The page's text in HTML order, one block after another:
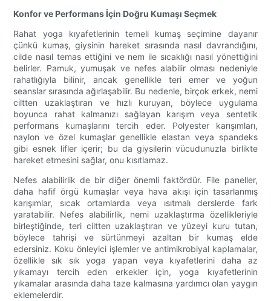
Konfor ve Performans İçin Doğru Kumaşı Seçmek
Rahat yoga kıyafetlerinin temeli kumaş seçimine dayanır
çünkü kumaş, giysinin hareket sırasında nasıl davrandığını,
cilde nasıl temas ettiğini ve nem ile sıcaklığı nasıl yönettiğini
belirler. Pamuk, yumuşak ve nefes alabilir olması nedeniyle
rahatlığıyla bilinir, ancak genellikle teri emer ve yoğun
seanslar sırasında ağırlaşabilir. Bu nedenle, birçok erkek, nemi
ciltten uzaklaştıran ve hızlı kuruyan, böylece uygulama
boyunca rahat kalmanızı sağlayan karışım veya sentetik
performans kumaşlarını tercih eder. Polyester karışımları,
naylon ve özel kumaşlar genellikle elastan veya spandeks
gibi esnek lifler içerir; bu da giysilerin vücudunuzla birlikte
hareket etmesini sağlar, onu kısıtlamaz.
Nefes alabilirlik de bir diğer önemli faktördür. File paneller,
daha hafif örgü kumaşlar veya hava akışı için tasarlanmış
karışımlar, sıcak ortamlarda veya ısıtmalı derslerde fark
yaratabilir. Nefes alabilirlik, nemi uzaklaştırma özellikleriyle
birleştiğinde, teri ciltten uzaklaştıran ve yüzeyi kuru tutan,
böylece tahrişi ve sürtünmeyi azaltan bir kumaş elde
edersiniz. Koku önleyici işlemler ve antimikrobiyal kaplamalar,
özellikle sık sık yoga yapan veya kıyafetlerini daha az
yıkamayı tercih eden erkekler için, yoga kıyafetlerinin
yıkamalar arasında daha taze kalmasına yardımcı olan yaygın
eklemelerdir.